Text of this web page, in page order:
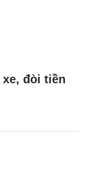
đòi tiền